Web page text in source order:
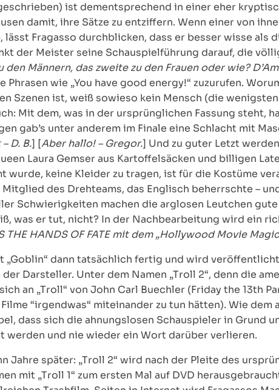
ist dementsprechend in einer eher
damit, ihre Sätze zu entziffern. Wenn einer von
lässt Fragasso durchblicken, dass er besser wisse als
der Meister seine Schauspielführung darauf, die
den Männern, das zweite zu den Frauen oder wie?
Phrasen wie „You have good energy!“ zuzurufen.
Szenen ist, weiß sowieso kein Mensch (die
Mit dem, was in der ursprünglichen Fassung steht,
gab’s unter anderem im Finale eine Schlacht mit
D. B.] [Aber hallo! – Gregor.] Und zu guter Letzt
Laura Gemser aus Kartoffelsäcken und billigen
wurde, keine Kleider zu tragen, ist für die Kostüme
des Drehteams, das Englisch beherrschte –
Schwierigkeiten machen die arglosen Leutchen
was er tut, nicht? In der Nachbearbeitung wird ein
THE HANDS OF FATE mit dem „Hollywood Movie
„Goblin“ dann tatsächlich fertig und wird
der Darsteller. Unter dem Namen „Troll 2“, denn die
an „Troll“ von John Carl Buechler (Friday the 13th
“irgendwas“ miteinander zu tun hätten). Wie
dass sich die ahnungslosen Schauspieler in Grund
werden und nie wieder ein Wort darüber verlieren.
Jahre später: „Troll 2“ wird nach der Pleite des
mit „Troll 1“ zum ersten Mal auf DVD